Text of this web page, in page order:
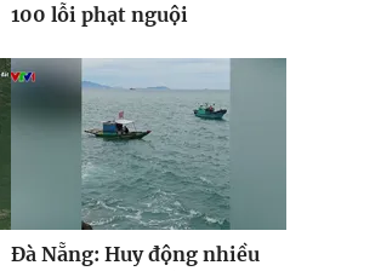
100 lỗi phạt nguội
Đà Nẵng: Huy động nhiều